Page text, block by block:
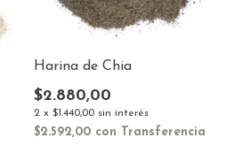
Harina de Chia
$2.880,00
2 x $1.440,00 sin interés
$2.592,00 con Transferencia